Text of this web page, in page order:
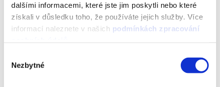
dalšími informacemi, které jste jim poskytli nebo které
získali v důsledku toho, že používáte jejich služby. Více
informací naleznete v našich podmínkách zpracování
souhlasu
Nezbytné